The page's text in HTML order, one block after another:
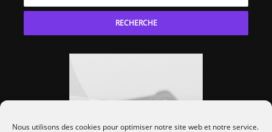
Nous utilisons des cookies pour optimiser notre site web et notre service.
RECHERCHE